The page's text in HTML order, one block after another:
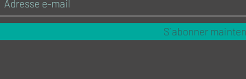
S`abonner